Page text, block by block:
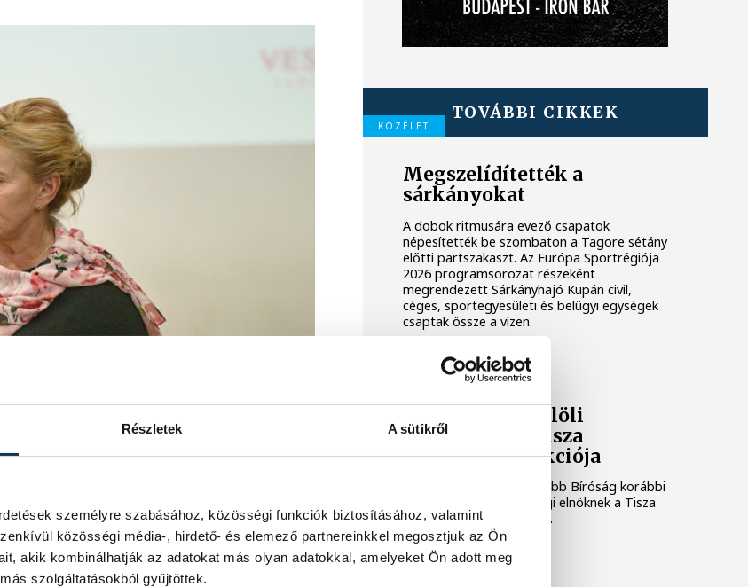
Részletek A sütikről
személyre szabásához, közösségi funkciók biztosításához, valamint
közösségi média-, hirdető- és elemező partnereinkkel megosztjuk az Ön
akik kombinálhatják az adatokat más olyan adatokkal, amelyeket Ön adott meg
szolgáltatásokból gyűjtöttek.
hozzáállásán múlik. Ez
különleges emberi
TOVÁBBI CIKKEK
KÖZÉLET
Megszelídítették a
sárkányokat
A dobok ritmusára evező csapatok
népesítették be szombaton a Tagore sétány
előtti partszakaszt. Az Európa Sportrégiója
2026 programsorozat részeként
megrendezett Sárkányhajó Kupán civil,
céges, sportegyesületi és belügyi egységek
csaptak össze a vízen.
Baka Andrást jelöli
államfőnek a Tisza
parlamenti frakciója
Baka Andrást, a Legfelsőbb Bíróság korábbi
elnökét jelöli köztársasági elnöknek a Tisza
párt parlamenti frakciója.
BALATON